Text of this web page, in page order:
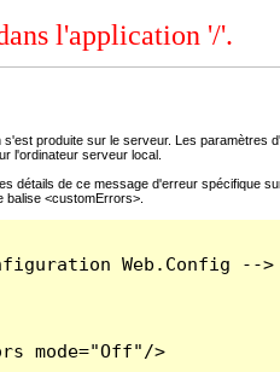
l'application '/'.
s'est produite sur le serveur. Les paramètres
l'ordinateur serveur local.
détails de ce message d'erreur spécifique
balise <customErrors>.
Web.Config -->
mode="Off"/>